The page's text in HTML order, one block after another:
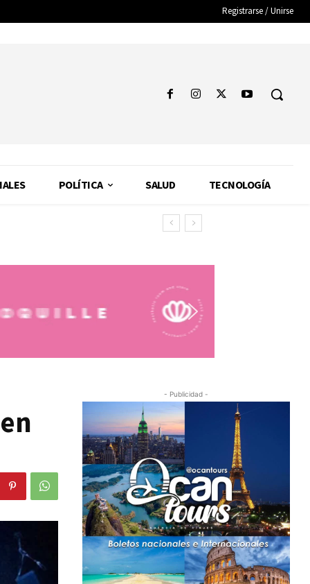
Registrarse / Unirse
POLÍTICA SALUD TECNOLOGÍA
- Publicidad -